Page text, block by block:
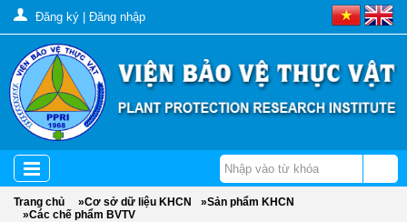
Đăng ký Đăng nhập
Trang chủ »Cơ sở dữ liệu KHCN »Sản phẩm KHCN
»Các chế phẩm BVTV